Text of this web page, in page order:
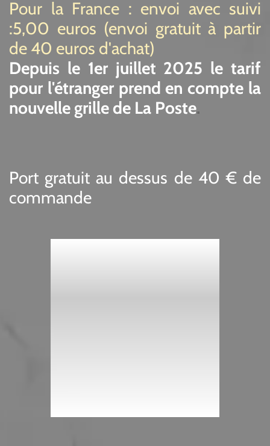
Pour la France : envoi avec suivi
:5,00 euros (envoi gratuit à partir
de 40 euros d'achat)
Depuis le 1er juillet 2025 le tarif
pour l'étranger prend en compte la
nouvelle grille de La Poste.
Port gratuit au dessus de 40 € de
commande